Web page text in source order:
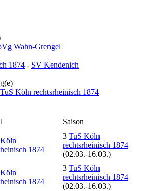
Wahn-Grengel
1874 - SV Kendenich
TuS Köln rechtsrheinisch 1874
Saison
1874
3 TuS Köln
rechtsrheinisch 1874
(02.03.-16.03.)
1874
3 TuS Köln
rechtsrheinisch 1874
(02.03.-16.03.)